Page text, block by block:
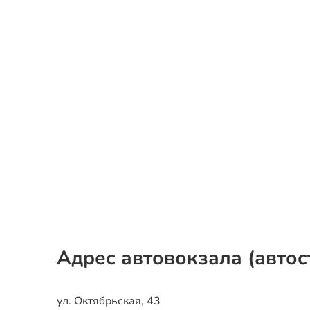
Адрес автовокзала
ул. Октябрьская, 43